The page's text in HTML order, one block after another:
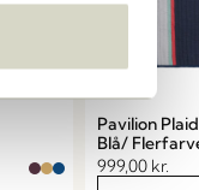
Pavilion
Blå/
999,00 kr.